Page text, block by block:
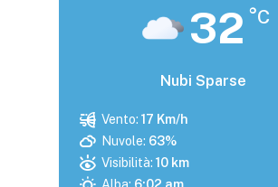
32 °C
Nubi Sparse
Vento: 17 Km/h
Nuvole: 63%
Visibilità: 10 km
Alba: 6:02 am